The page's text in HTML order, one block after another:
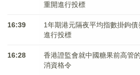
重開進行投標
16:39
1年期港元隔夜平均指數掛鉤
進行投標
16:28
香港證監會就中國糖果前高管
消資格令